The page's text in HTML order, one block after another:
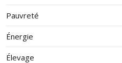
Pauvreté
Énergie
Élevage